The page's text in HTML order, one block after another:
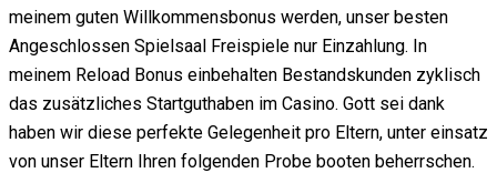
meinem guten Willkommensbonus werden, unser besten
Angeschlossen Spielsaal Freispiele nur Einzahlung. In
meinem Reload Bonus einbehalten Bestandskunden zyklisch
das zusätzliches Startguthaben im Casino. Gott sei dank
haben wir diese perfekte Gelegenheit pro Eltern, unter einsatz
von unser Eltern Ihren folgenden Probe booten beherrschen.